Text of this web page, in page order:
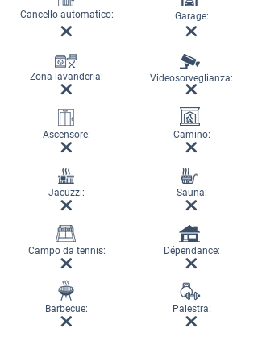
Cancello automatico:
Zona lavanderia:
Ascensore:
Jacuzzi:
Campo da tennis:
Barbecue:
Garage:
Videosorveglianza:
Camino:
Sauna:
Dépendance:
Palestra: